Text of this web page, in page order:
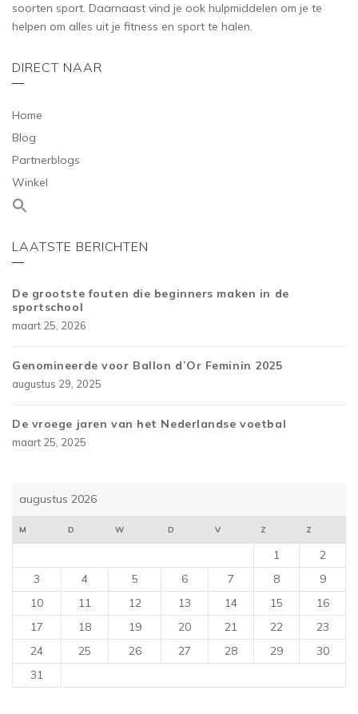
soorten sport. Daarnaast vind je ook hulpmiddelen om je te
helpen om alles uit je fitness en sport te halen.
DIRECT NAAR
Home
Blog
Partnerblogs
Winkel
LAATSTE BERICHTEN
De grootste fouten die beginners maken in de
sportschool
maart 25, 2026
Genomineerde voor Ballon d’Or Feminin 2025
augustus 29, 2025
De vroege jaren van het Nederlandse voetbal
maart 25, 2025
augustus 2026
M D W D V Z Z
1
2
3
4 5 6 7 8
9
10
11 12 13 14 15
16
17
18 19 20 21 22
23
24
25 26 27 28 29
30
31